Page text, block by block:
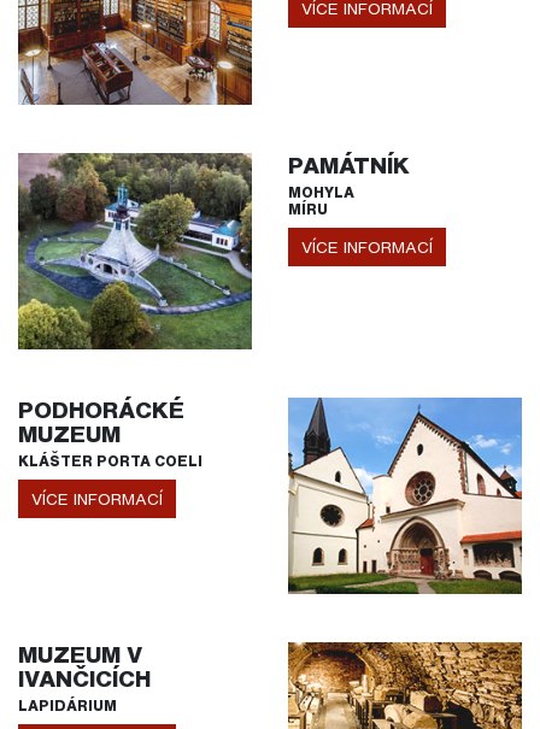
VÍCE INFORMACÍ
PAMÁTNÍK
MOHYLA
MÍRU
VÍCE INFORMACÍ
PODHORÁCKÉ
MUZEUM
KLÁŠTER PORTA COELI
VÍCE INFORMACÍ
MUZEUM V
IVANČICÍCH
LAPIDÁRIUM